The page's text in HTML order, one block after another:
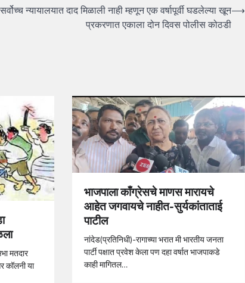
सर्वोच्च न्यायालयात दाद मिळाली नाही म्हणून एक वर्षापूर्वी घडलेल्या खून
प्रकरणात एकाला दोन दिवस पोलीस कोठडी
⟶
मतदार
कॉलनी या
भाजपाला काँग्रेसचे माणस मारायचे
आहेत जगवायचे नाहीत-सुर्यकांताताई
पाटील
नांदेड(प्रतिनिधी)-रागाच्या भरात मी भारतीय जनता
पार्टी पक्षात प्रवेश केला पण दहा वर्षात भाजपाकडे
काही मागितल…